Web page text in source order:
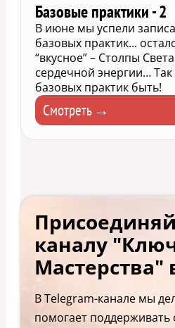
Базовые практики - 2
В июне мы успели
базовых практик...
“вкусное” – Столпы
сердечной энергии…
базовых практик быть!
Смотреть →
каналу
Мастерства"
В Telegram-канале мы
помогает поддерживать